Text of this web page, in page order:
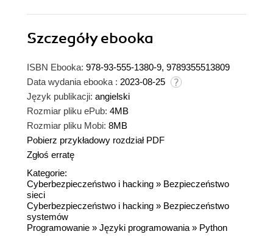
Szczegółyebooka
ISBN Ebooka: 978-93-555-1380-9, 9789355513809
Data wydania ebooka : 2023-08-25
Język publikacji: angielski
Rozmiar pliku ePub: 4MB
Rozmiar pliku Mobi: 8MB
Pobierz przykładowy rozdział PDF
Zgłoś erratę
Kategorie:
Cyberbezpieczeństwo i hacking » Bezpieczeństwo
sieci
Cyberbezpieczeństwo i hacking » Bezpieczeństwo
systemów
Programowanie » Języki programowania » Python